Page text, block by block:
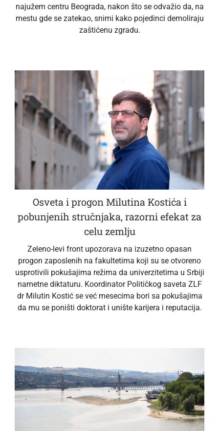
najužem centru Beograda, nakon što se odvažio da, na
mestu gde se zatekao, snimi kako pojedinci demoliraju
zaštićenu zgradu.
Osveta i progon Milutina Kostića i
pobunjenih stručnjaka, razorni efekat za
celu zemlju
Zeleno-levi front upozorava na izuzetno opasan
progon zaposlenih na fakultetima koji su se otvoreno
usprotivili pokušajima režima da univerzitetima u Srbiji
nametne diktaturu. Koordinator Političkog saveta ZLF
dr Milutin Kostić se već mesecima bori sa pokušajima
da mu se poništi doktorat i unište karijera i reputacija.